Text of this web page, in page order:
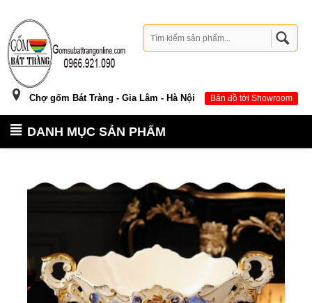
Chợ gốm Bát Tràng - Gia Lâm - Hà Nội Bản đồ tới Showroom
DANH MỤC SẢN PHẨM